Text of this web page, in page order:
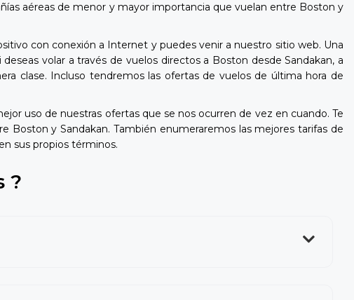
aéreas de menor y mayor importancia que vuelan entre Boston y
con conexión a Internet y puedes venir a nuestro sitio web. Una
volar a través de vuelos directos a Boston desde Sandakan, a
clase. Incluso tendremos las ofertas de vuelos de última hora de
uso de nuestras ofertas que se nos ocurren de vez en cuando. Te
Boston y Sandakan. También enumeraremos las mejores tarifas de
sus propios términos.
?